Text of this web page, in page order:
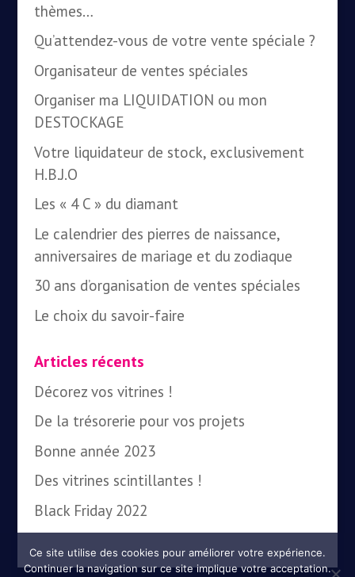
thèmes…
Qu’attendez-vous de votre vente spéciale ?
Organisateur de ventes spéciales
Organiser ma LIQUIDATION ou mon
DESTOCKAGE
Votre liquidateur de stock, exclusivement
H.B.J.O
Les « 4 C » du diamant
Le calendrier des pierres de naissance,
anniversaires de mariage et du zodiaque
30 ans d’organisation de ventes spéciales
Le choix du savoir-faire
Articles récents
Décorez vos vitrines !
De la trésorerie pour vos projets
Bonne année 2023
Des vitrines scintillantes !
Black Friday 2022
Ce site utilise des cookies pour améliorer votre expérience.
Continuer la navigation sur ce site implique votre acceptation.